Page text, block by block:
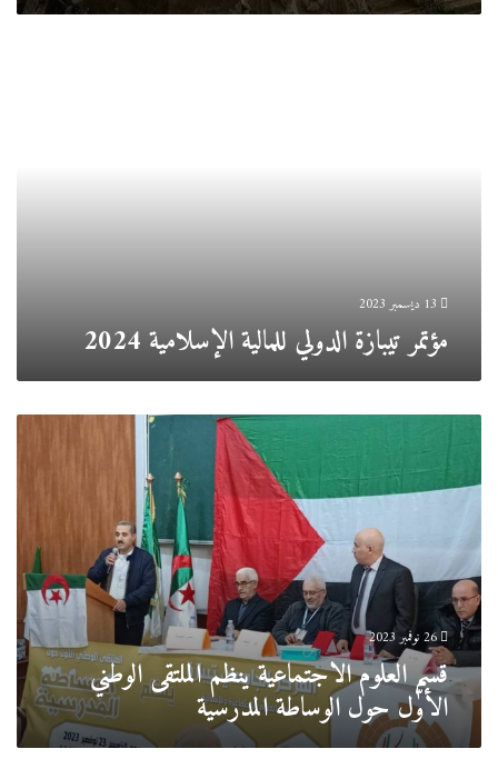
13 ديسمبر 2023
مؤتمر تيبازة الدولي للمالية الإسلامية 2024
قسم
الاجتماعية
ينظم
الأوّل
حول
الوساطة
المدرسية 26 نوفمبر 2023
قسم العلوم الاجتماعية ينظم الملتقى الوطني
الأوّل حول الوساطة المدرسية